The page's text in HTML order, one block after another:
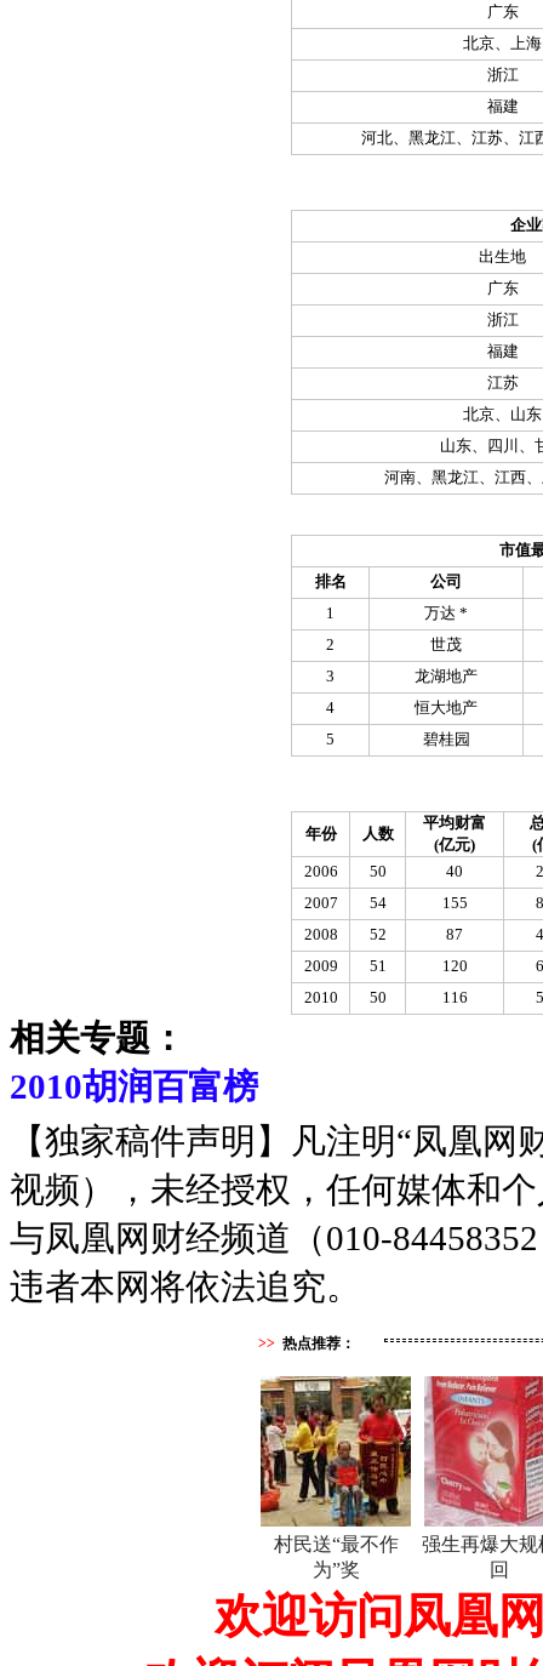
广东
北京、上海
浙江
福建
河北、黑龙江、江苏、江
企
出生地
广东
浙江
福建
江苏
北京、山东
山东、四川、
河南、黑龙江、江西
市值
排名
公司
1
万达 *
2
世茂
3
龙湖地产
4
恒大地产
5
碧桂园
年份 人数
平均财富
(亿元)
(
2006
50 40
2007
54 155
2008
52 87
2009
51 120
2010
50 116
相关专题：
2010胡润百富榜
【独家稿件声明】凡注明“凤凰
视频），未经授权，任何媒体和
与凤凰网财经频道（010-
违者本网将依法追究。
>> 热点推荐：
村民送“最不作
为”奖
强生再爆大规
回
欢迎访问凤凰